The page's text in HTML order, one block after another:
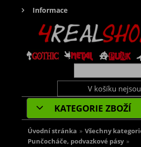
Informace
V košíku
KATEGORIE ZBOŽÍ
Úvodní stránka » Všechny
Punčocháče, podvazkové pásy »